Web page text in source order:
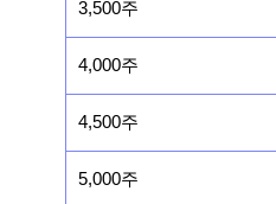
3,500주
4,000주
4,500주
5,000주